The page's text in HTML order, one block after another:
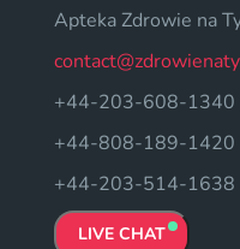
Apteka Zdrowie na
+44-203-608-1340
+44-808-189-1420
+44-203-514-1638
LIVE CHAT